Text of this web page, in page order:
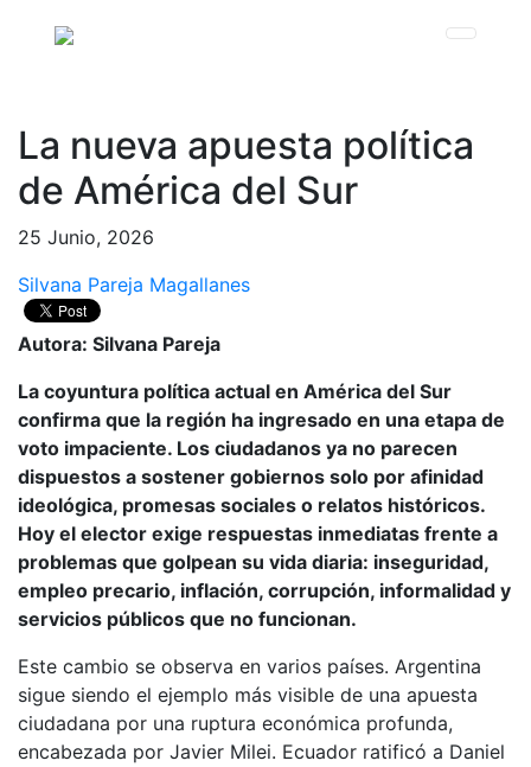
La nueva apuesta política
de América del Sur
25 Junio, 2026
Silvana Pareja Magallanes
Autora: Silvana Pareja
La coyuntura política actual en América del Sur
confirma que la región ha ingresado en una etapa de
voto impaciente. Los ciudadanos ya no parecen
dispuestos a sostener gobiernos solo por afinidad
ideológica, promesas sociales o relatos históricos.
Hoy el elector exige respuestas inmediatas frente a
problemas que golpean su vida diaria: inseguridad,
empleo precario, inflación, corrupción, informalidad y
servicios públicos que no funcionan.
Este cambio se observa en varios países. Argentina
sigue siendo el ejemplo más visible de una apuesta
ciudadana por una ruptura económica profunda,
encabezada por Javier Milei. Ecuador ratificó a Daniel